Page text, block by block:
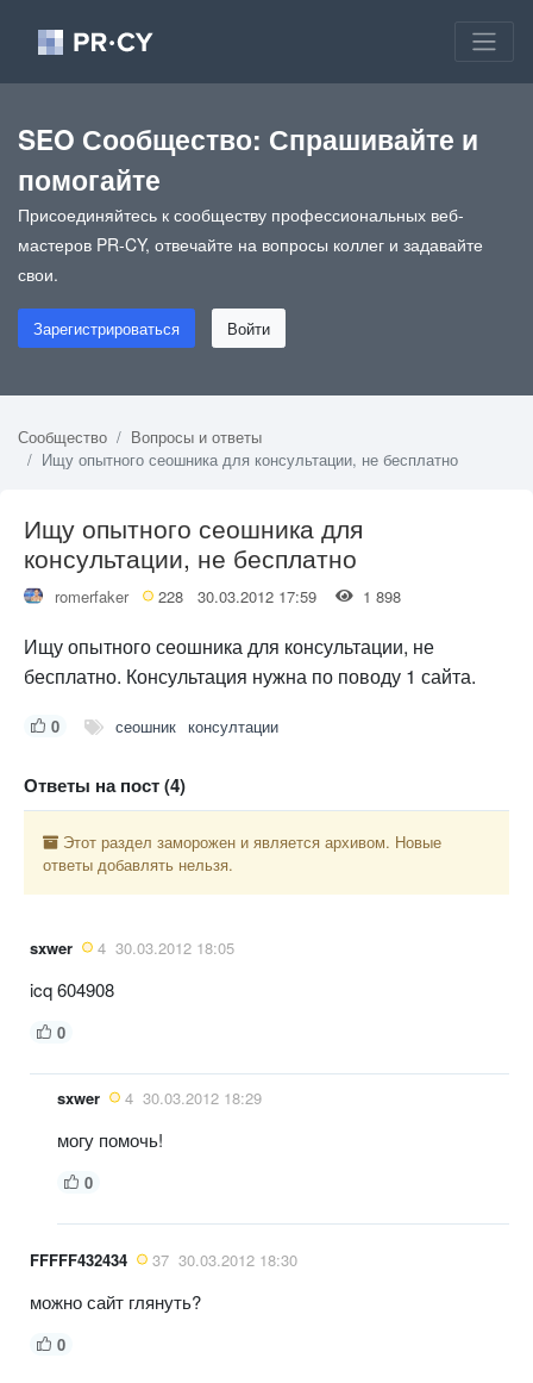
SEO Сообщество: Спрашивайте и
помогайте
Присоединяйтесь к сообществу профессиональных веб-
мастеров PR-CY, отвечайте на вопросы коллег и задавайте
свои.
Зарегистрироваться Войти
Сообщество
Вопросы и ответы
Ищу опытного сеошника для консультации, не бесплатно
Ищу опытного сеошника для
консультации, не бесплатно
romerfaker 228 30.03.2012 17:59 1 898
Ищу опытного сеошника для консультации, не
бесплатно. Консультация нужна по поводу 1 сайта.
0 сеошник консултации
Ответы на пост (4)
Этот раздел заморожен и является архивом. Новые
ответы добавлять нельзя.
sxwer 4 30.03.2012 18:05
icq 604908
0
sxwer 4 30.03.2012 18:29
могу помочь!
0
FFFFF432434 37 30.03.2012 18:30
можно сайт глянуть?
0